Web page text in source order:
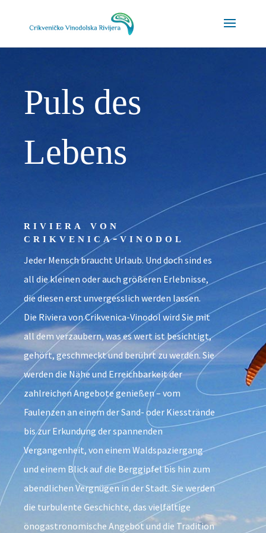
sustav
pristupačnosti.
Puls des
Lebens
riviera von
crikvenica-vinodol
Jeder Mensch braucht Urlaub. Und doch sind es
all die kleinen oder auch größeren Erlebnisse,
die diesen erst unvergesslich werden lassen.
Die Riviera von Crikvenica-Vinodol wird Sie mit
all dem verzaubern, was es wert ist besichtigt,
gehört, geschmeckt und berührt zu werden. Sie
werden die Nähe und Erreichbarkeit der
zahlreichen Angebote genießen – vom
Faulenzen an einem der Sand- oder Kiesstrände
bis zur Erkundung der spannenden
Vergangenheit, von einem Waldspaziergang
und einem Blick auf die Berggipfel bis hin zum
abendlichen Vergnügen in der Stadt. Sie werden
die turbulente Geschichte, das vielfältige
önogastronomische Angebot und die Tradition